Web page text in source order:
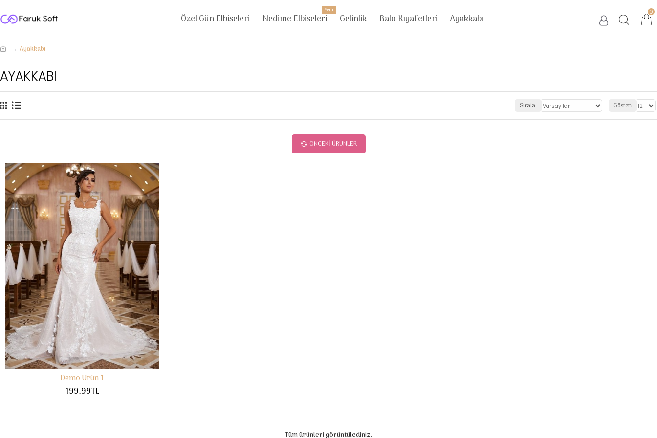
Özel Gün Elbiseleri Nedime Elbiseleri
Yeni
Gelinlik Balo Kıyafetleri Ayakkabı
0
Ayakkabı
AYAKKABI
Sırala: Göster:
ÖNCEKI ÜRÜNLER
Demo Ürün 1
199,99TL
Tüm ürünleri görüntülediniz.